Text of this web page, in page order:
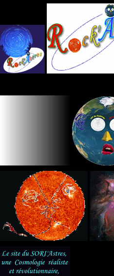
Panneau de gestion des cookies